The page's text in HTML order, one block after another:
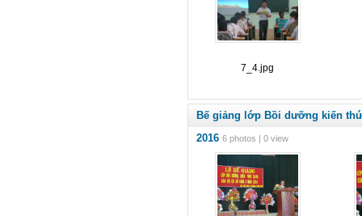
7_4.jpg
Bế giảng lớp Bồi dưỡng kiến
2016 6 photos | 0 view